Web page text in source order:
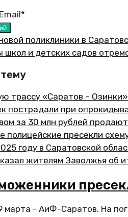
Email*
поликлиники в
школ и детских садов
трассу «Саратов –
пострадали при
за 30 млн рублей
полицейские пресекли
году в Саратовской
жителям Заволжья об
марта - АиФ-Саратов. На